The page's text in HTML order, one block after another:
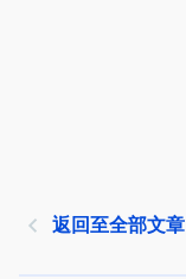
返回至全部文章